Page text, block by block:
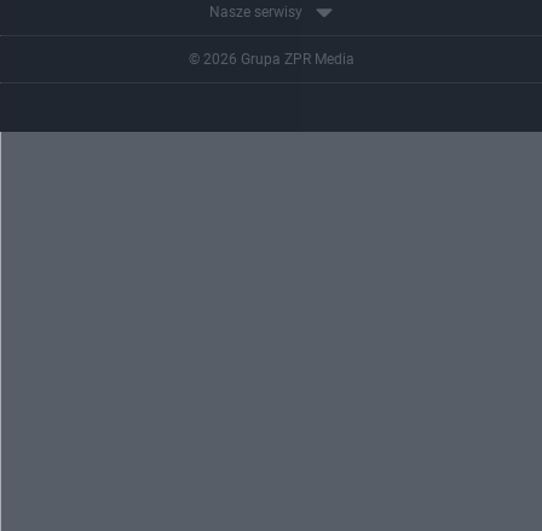
Nasze serwisy
© 2026 Grupa ZPR Media